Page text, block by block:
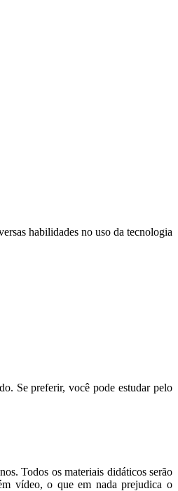
habilidades no uso da tecnologia
Se preferir, você pode estudar pelo
Todos os materiais didáticos serão
vídeo, o que em nada prejudica o